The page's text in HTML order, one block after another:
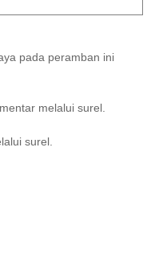
pada peramban ini
melalui surel.
surel.